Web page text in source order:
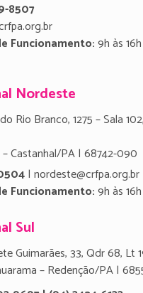
8507
Funcionamento:9h às 16h
Nordeste
Rio Branco, 1275 – Sala
Castanhal/PA | 68742-090
| nordeste@crfpa.org.br
Funcionamento:9h às 16h
Sul
Guimarães, 33, Qdr 68, Lt
– Redenção/PA |